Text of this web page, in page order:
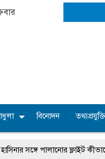
বিনোদন তথ্যপ্রযুক্তি
সঙ্গে পালানোর ফ্লাইট কীভাবে